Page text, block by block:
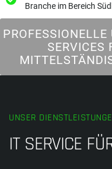
Branche im Bereich
SERVICES
UNSER
IT SERVICE